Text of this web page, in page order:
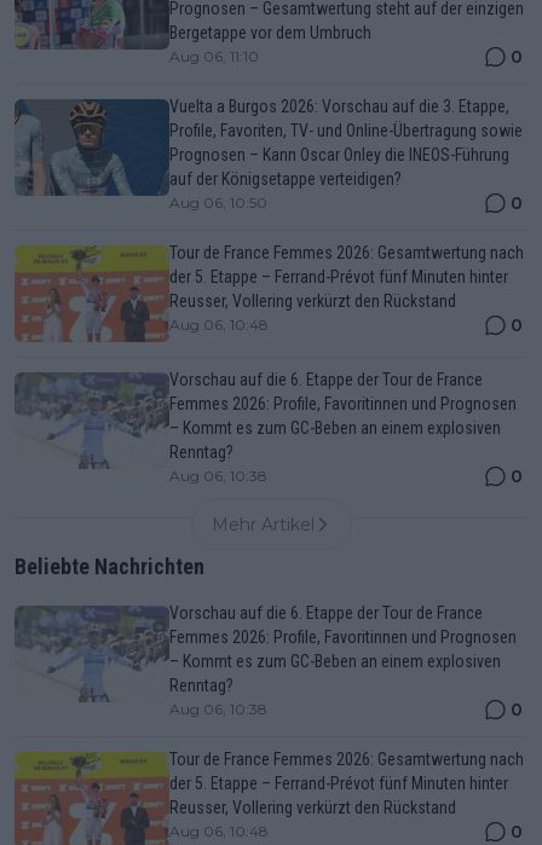
Prognosen – Gesamtwertung steht auf der einzigen
Bergetappe vor dem Umbruch
Aug 06, 11:10 0
Vuelta a Burgos 2026: Vorschau auf die 3. Etappe,
Profile, Favoriten, TV- und Online-Übertragung sowie
Prognosen – Kann Oscar Onley die INEOS-Führung
auf der Königsetappe verteidigen?
Aug 06, 10:50 0
Tour de France Femmes 2026: Gesamtwertung nach
der 5. Etappe – Ferrand-Prévot fünf Minuten hinter
Reusser, Vollering verkürzt den Rückstand
Aug 06, 10:48 0
Vorschau auf die 6. Etappe der Tour de France
Femmes 2026: Profile, Favoritinnen und Prognosen
– Kommt es zum GC-Beben an einem explosiven
Renntag?
Aug 06, 10:38 0
Mehr Artikel
Beliebte Nachrichten
Vorschau auf die 6. Etappe der Tour de France
Femmes 2026: Profile, Favoritinnen und Prognosen
– Kommt es zum GC-Beben an einem explosiven
Renntag?
Aug 06, 10:38 0
Tour de France Femmes 2026: Gesamtwertung nach
der 5. Etappe – Ferrand-Prévot fünf Minuten hinter
Reusser, Vollering verkürzt den Rückstand
Aug 06, 10:48 0